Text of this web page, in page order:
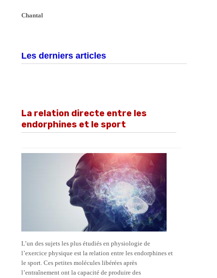
Chantal
Les derniers articles
La relation directe entre les
endorphines et le sport
L’un des sujets les plus étudiés en physiologie de
l’exercice physique est la relation entre les endorphines et
le sport. Ces petites molécules libérées après
l’entraînement ont la capacité de produire des